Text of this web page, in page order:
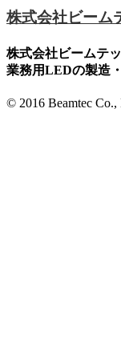
株式会社ビーム
株式会社ビームテ
業務用LEDの製造
© 2016 Beamtec Co.,